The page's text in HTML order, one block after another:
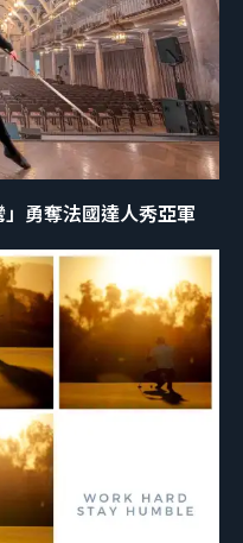
勇奪法國達人秀亞軍